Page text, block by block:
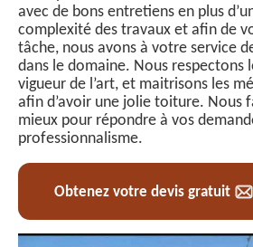
avec de bons entretiens en plus
complexité des travaux et afin de
tâche, nous avons à votre service
dans le domaine. Nous respectons
vigueur de l’art, et maitrisons les
afin d’avoir une jolie toiture. Nous
mieux pour répondre à vos
professionnalisme.
Obtenez votre devis gratuit